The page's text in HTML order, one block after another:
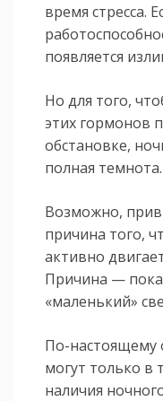
время стресса.
появляется
Но для того,
этих гормонов
обстановке,
полная темнота.
Возможно,
причина того,
активно
Причина —
«маленький»
По-настоящему
могут только в
наличия